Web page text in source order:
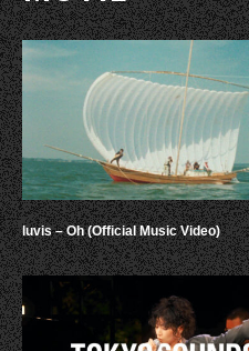
luvis – Oh (Official Music Video)